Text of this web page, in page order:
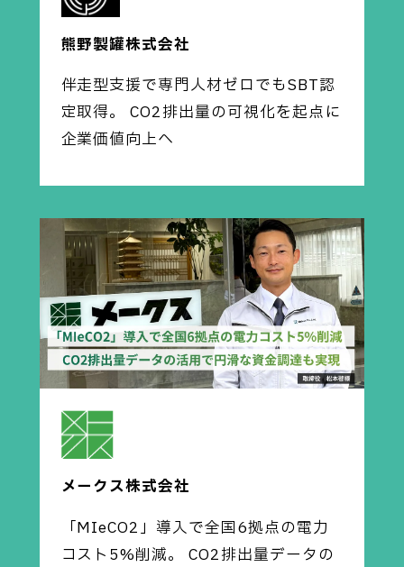
熊野製罐株式会社
伴走型支援で専門人材ゼロでもSBT認
定取得。 CO2排出量の可視化を起点に
企業価値向上へ
メークス株式会社
「MIeCO2」導入で全国6拠点の電力
コスト5%削減。 CO2排出量データの